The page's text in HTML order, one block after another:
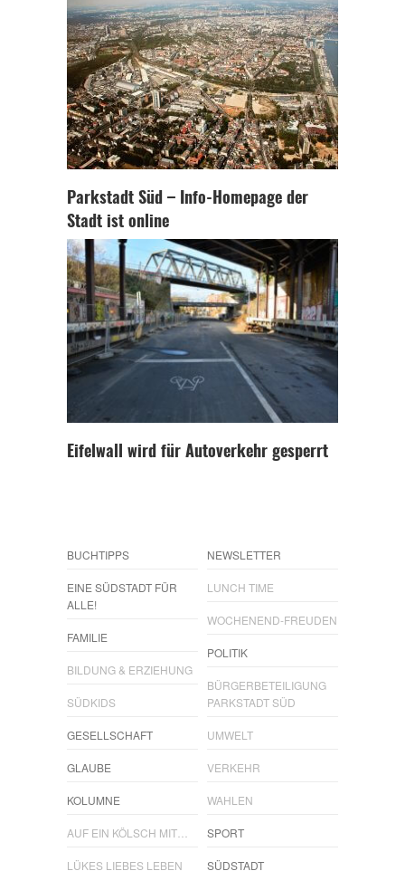
Parkstadt Süd – Info-Homepage der
Stadt ist online
Eifelwall wird für Autoverkehr gesperrt
BUCHTIPPS
EINE SÜDSTADT FÜR
ALLE!
FAMILIE
BILDUNG & ERZIEHUNG
SÜDKIDS
GESELLSCHAFT
GLAUBE
KOLUMNE
AUF EIN KÖLSCH MIT…
LÜKES LIEBES LEBEN
NEWSLETTER
LUNCH TIME
WOCHENEND-FREUDEN
POLITIK
BÜRGERBETEILIGUNG
PARKSTADT SÜD
UMWELT
VERKEHR
WAHLEN
SPORT
SÜDSTADT